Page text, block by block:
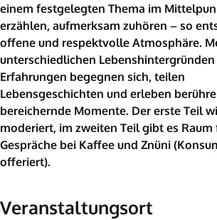
einem festgelegten Thema im
erzählen, aufmerksam zuhören – so
offene und respektvolle Atmosphäre.
unterschiedlichen Lebenshintergründen
Erfahrungen begegnen sich, teilen
Lebensgeschichten und erleben
bereichernde Momente. Der erste Teil
moderiert, im zweiten Teil gibt es
Gespräche bei Kaffee und Znüni
offeriert).
Veranstaltungsort